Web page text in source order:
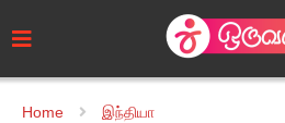
Home இந்தியா